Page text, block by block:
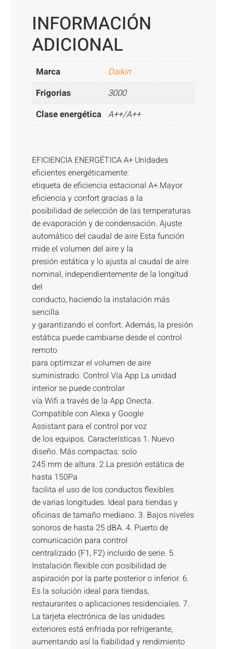
INFORMACIÓN
ADICIONAL
Marca
Daikin
Frigorias
3000
Clase energética A++/A++
EFICIENCIA ENERGÉTICA A+ Unidades
eficientes energéticamente:
etiqueta de eficiencia estacional A+.Mayor
eficiencia y confort gracias a la
posibilidad de selección de las temperaturas
de evaporación y de condensación. Ajuste
automático del caudal de aire Esta función
mide el volumen del aire y la
presión estática y lo ajusta al caudal de aire
nominal, independientemente de la longitud
del
conducto, haciendo la instalación más
sencilla
y garantizando el confort. Además, la presión
estática puede cambiarse desde el control
remoto
para optimizar el volumen de aire
suministrado. Control Vía App La unidad
interior se puede controlar
vía Wifi a través de la App Onecta.
Compatible con Alexa y Google
Assistant para el control por voz
de los equipos. Características 1. Nuevo
diseño. Más compactas: solo
245 mm de altura. 2.La presión estática de
hasta 150Pa
facilita el uso de los conductos flexibles
de varias longitudes. Ideal para tiendas y
oficinas de tamaño mediano. 3. Bajos niveles
sonoros de hasta 25 dBA. 4. Puerto de
comunicación para control
centralizado (F1, F2) incluido de serie. 5.
Instalación flexible con posibilidad de
aspiración por la parte posterior o inferior. 6.
Es la solución ideal para tiendas,
restaurantes o aplicaciones residenciales. 7.
La tarjeta electrónica de las unidades
exteriores está enfriada por refrigerante,
aumentando así la fiabilidad y rendimiento